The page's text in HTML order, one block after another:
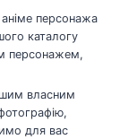
персонажа
каталогу
персонажем,
власним
для вас